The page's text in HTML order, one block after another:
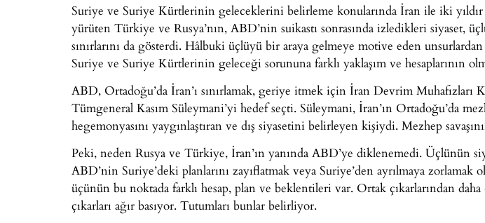
Suriye ve Suriye Kürtlerinin geleceklerini belirleme konularında İran ile iki yıldır
yürüten Türkiye ve Rusya’nın, ABD’nin suikastı sonrasında izledikleri siyaset,
sınırlarını da gösterdi. Hâlbuki üçlüyü bir araya gelmeye motive eden
Suriye ve Suriye Kürtlerinin geleceği sorununa farklı yaklaşım ve hesaplarının
ABD, Ortadoğu’da İran’ı sınırlamak, geriye itmek için İran Devrim Muhafızları
Tümgeneral Kasım Süleymani’yi hedef seçti. Süleymani, İran’ın Ortadoğu’da
hegemonyasını yaygınlaştıran ve dış siyasetini belirleyen kişiydi. Mezhep
Peki, neden Rusya ve Türkiye, İran’ın yanında ABD’ye diklenemedi. Üçlünün
ABD’nin Suriye’deki planlarını zayıflatmak veya Suriye’den ayrılmaya zorlamak
üçünün bu noktada farklı hesap, plan ve beklentileri var. Ortak çıkarlarından daha
çıkarları ağır basıyor. Tutumları bunlar belirliyor.